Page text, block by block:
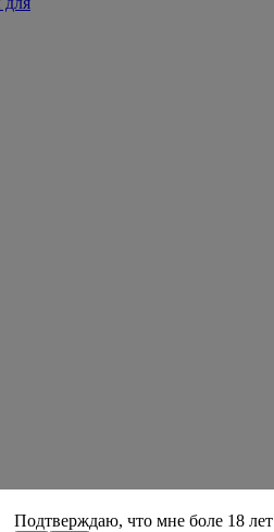
Подтверждаю, что мне боле 18 лет